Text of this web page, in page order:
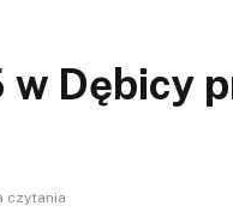
Dębicy
czytania